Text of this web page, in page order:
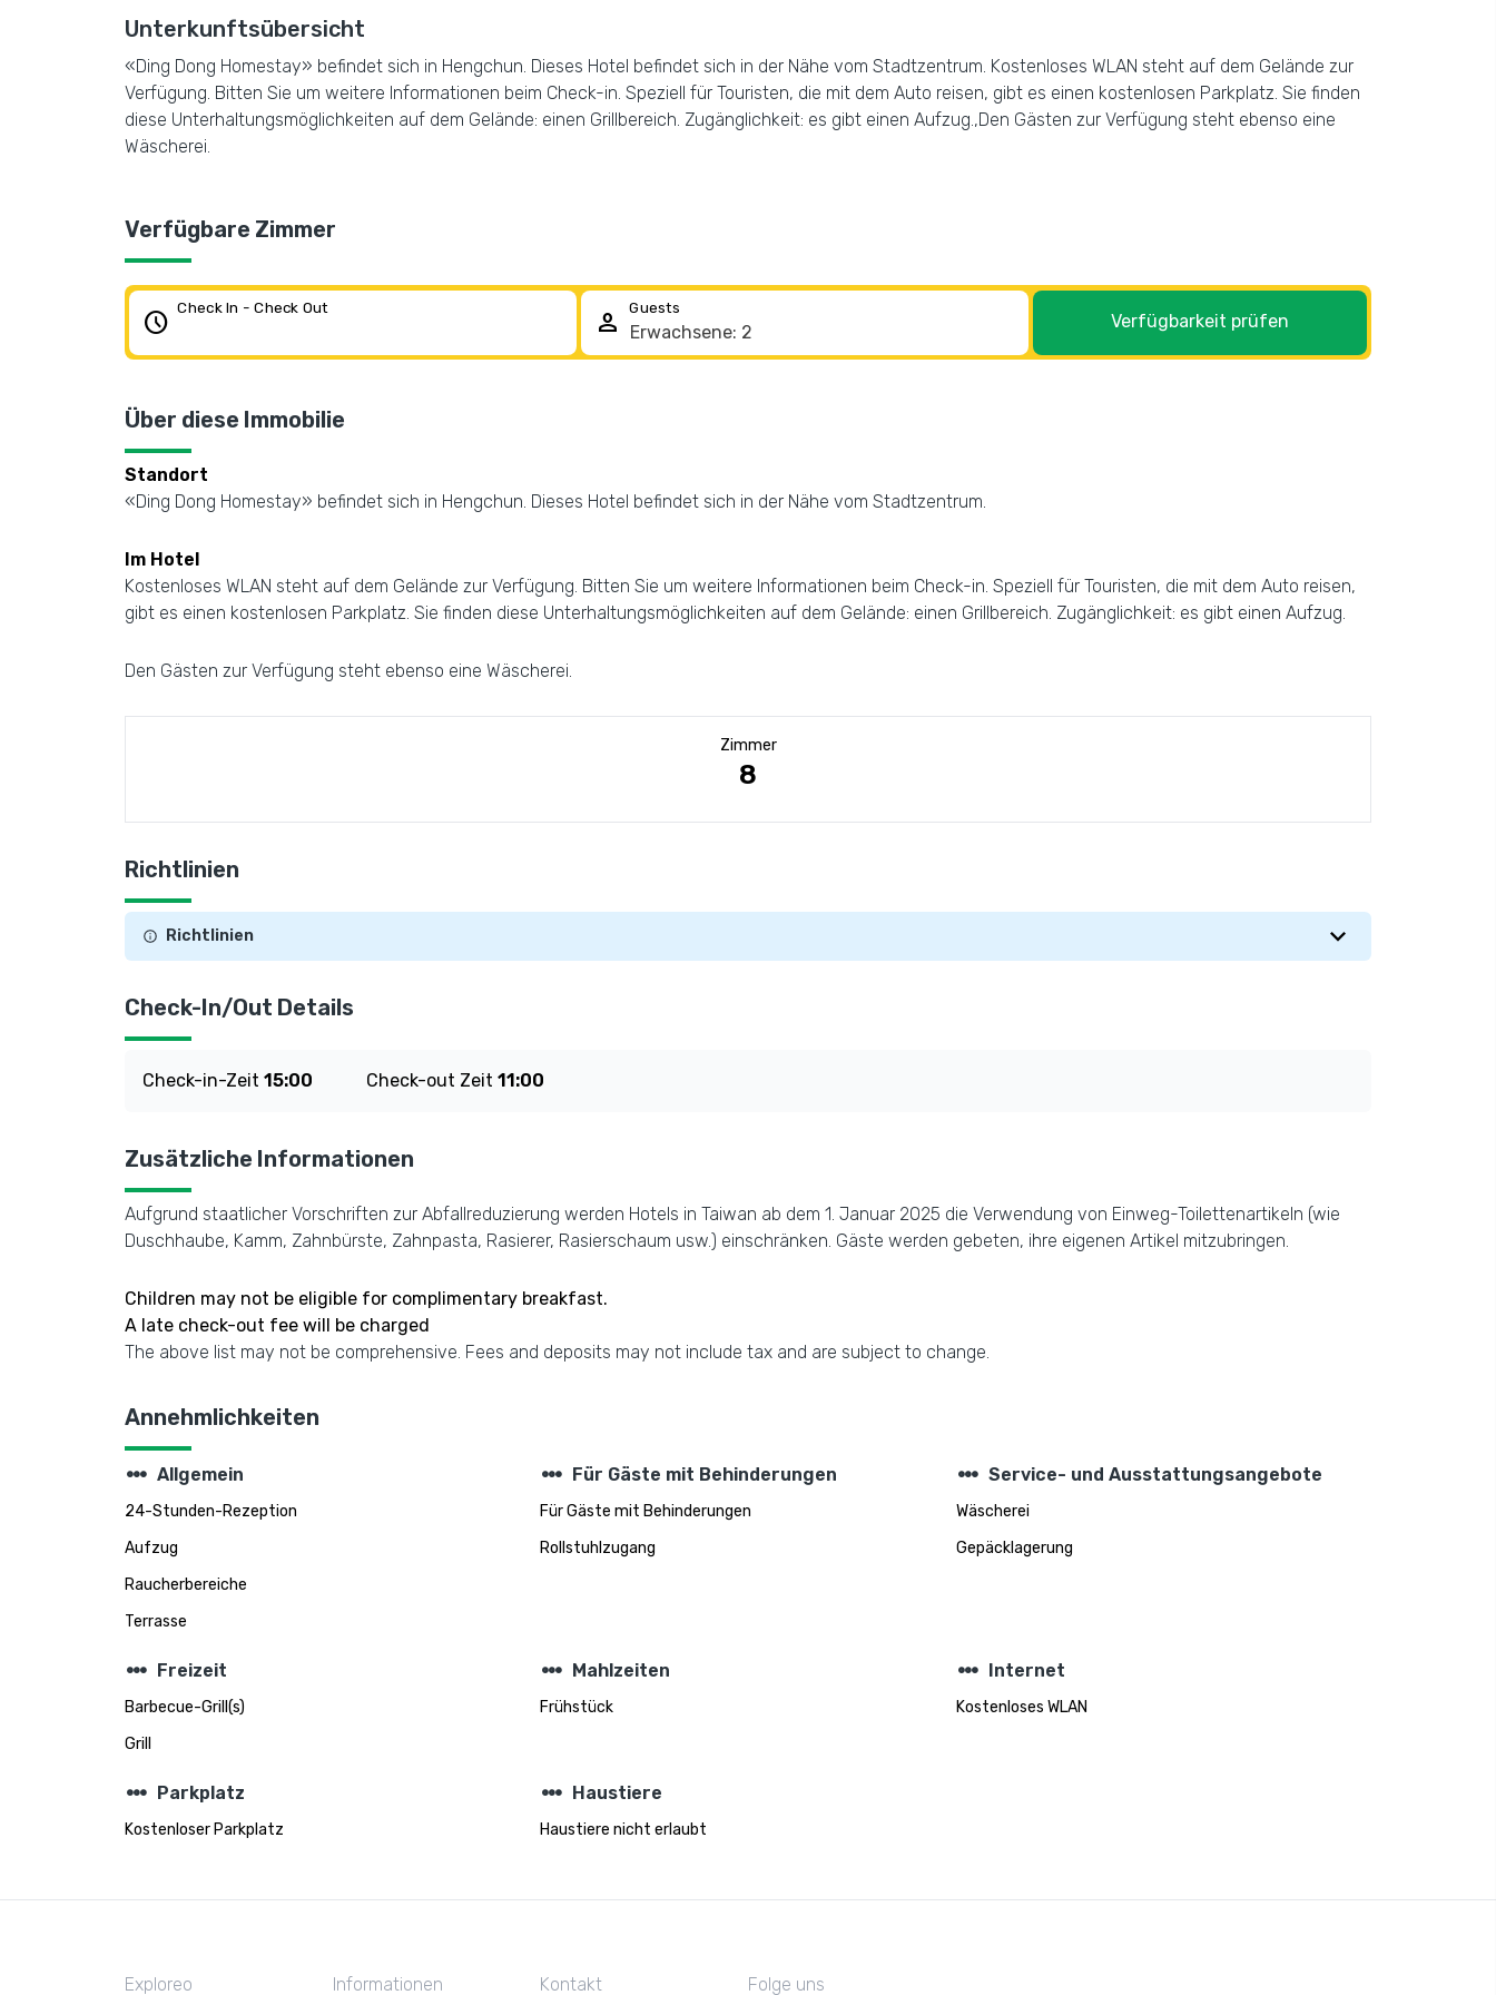
Unterkunftsübersicht
«Ding Dong Homestay» befindet sich in Hengchun. Dieses Hotel befindet sich in der Nähe vom Stadtzentrum. Kostenloses WLAN steht auf dem Gelände zur
Verfügung. Bitten Sie um weitere Informationen beim Check-in. Speziell für Touristen, die mit dem Auto reisen, gibt es einen kostenlosen Parkplatz. Sie finden
diese Unterhaltungsmöglichkeiten auf dem Gelände: einen Grillbereich. Zugänglichkeit: es gibt einen Aufzug.,Den Gästen zur Verfügung steht ebenso eine
Wäscherei.
Verfügbare Zimmer
schedule Check In - Check Out person Guests
Verfügbarkeit prüfen
Über diese Immobilie
Standort
«Ding Dong Homestay» befindet sich in Hengchun. Dieses Hotel befindet sich in der Nähe vom Stadtzentrum.
Im Hotel
Kostenloses WLAN steht auf dem Gelände zur Verfügung. Bitten Sie um weitere Informationen beim Check-in. Speziell für Touristen, die mit dem Auto reisen,
gibt es einen kostenlosen Parkplatz. Sie finden diese Unterhaltungsmöglichkeiten auf dem Gelände: einen Grillbereich. Zugänglichkeit: es gibt einen Aufzug.
Den Gästen zur Verfügung steht ebenso eine Wäscherei.
Zimmer
8
Richtlinien
Richtlinien
Check-In/Out Details
Check-in-Zeit 15:00 Check-out Zeit 11:00
Zusätzliche Informationen
Aufgrund staatlicher Vorschriften zur Abfallreduzierung werden Hotels in Taiwan ab dem 1. Januar 2025 die Verwendung von Einweg-Toilettenartikeln (wie
Duschhaube, Kamm, Zahnbürste, Zahnpasta, Rasierer, Rasierschaum usw.) einschränken. Gäste werden gebeten, ihre eigenen Artikel mitzubringen.
Children may not be eligible for complimentary breakfast.
A late check-out fee will be charged
The above list may not be comprehensive. Fees and deposits may not include tax and are subject to change.
Annehmlichkeiten
steppers Allgemein
24-Stunden-Rezeption
Aufzug
Raucherbereiche
Terrasse
steppers Für Gäste mit Behinderungen
Für Gäste mit Behinderungen
Rollstuhlzugang
steppers Service- und Ausstattungsangebote
Wäscherei
Gepäcklagerung
steppers Freizeit
Barbecue-Grill(s)
Grill
steppers Mahlzeiten
Frühstück
steppers Internet
Kostenloses WLAN
steppers Parkplatz
Kostenloser Parkplatz
steppers Haustiere
Haustiere nicht erlaubt
Exploreo Informationen Kontakt Folge uns